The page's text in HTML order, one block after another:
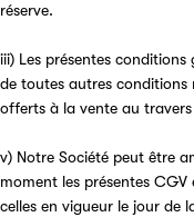
Contact
réserve.
iii) Les présentes
de toutes autres conditions
offerts à la vente au
v) Notre Société peut être
moment les présentes
celles en vigueur le jour de